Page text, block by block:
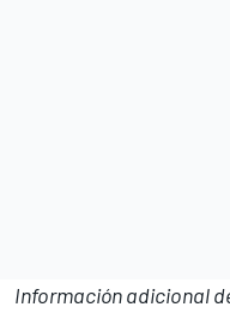
Información adicional